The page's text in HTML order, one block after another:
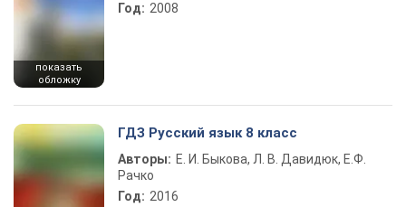
показать
обложку
Год: 2008
ГДЗ Русский язык 8 класс
Авторы: Е. И. Быкова, Л. В. Давидюк, Е.Ф.
Рачко
Год: 2016